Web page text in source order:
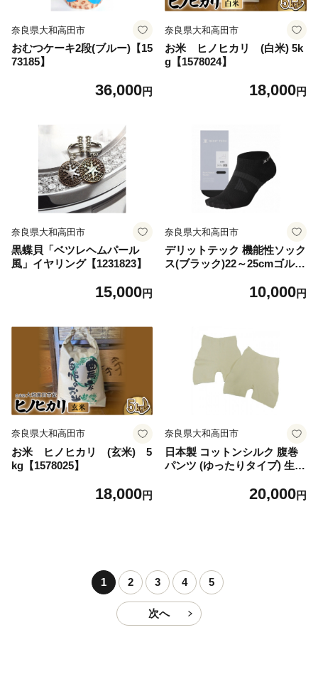
奈良県大和高田市
おむつケーキ2段(ブルー)【15
73185】
36,000円
奈良県大和高田市
お米 ヒノヒカリ (白米) 5k
g【1578024】
18,000円
奈良県大和高田市
黒蝶貝「ベツレヘムパール
風」イヤリング【1231823】
15,000円
奈良県大和高田市
デリットテック 機能性ソック
ス(ブラック)22～25cmゴル
10,000円
奈良県大和高田市
お米 ヒノヒカリ (玄米) 5
kg【1578025】
18,000円
奈良県大和高田市
日本製 コットンシルク 腹巻
パンツ (ゆったりタイプ) 生成
20,000円
1 2 3 4 5
次へ